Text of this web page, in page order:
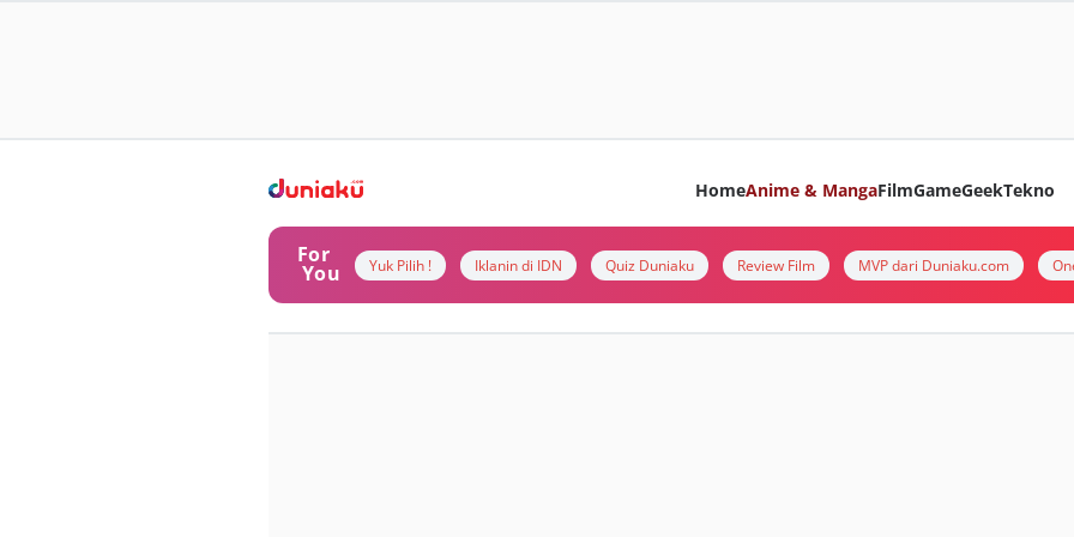
HomeAnime & MangaFilmGameGeekTekno
For
You Yuk Pilih ! Iklanin di IDN Quiz Duniaku Review Film MVP dari Duniaku.com